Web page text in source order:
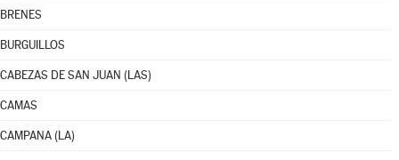
BRENES
BURGUILLOS
CABEZAS DE SAN JUAN (LAS)
CAMAS
CAMPANA (LA)